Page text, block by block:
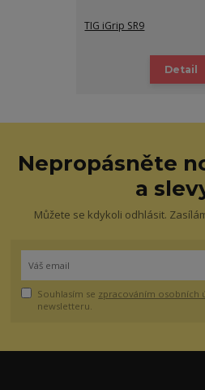
TIG iGrip SR9
Detail
Nepropásněte
a
Můžete se kdykoli odhlásit.
Souhlasím se zpracováním osobních
newsletteru.